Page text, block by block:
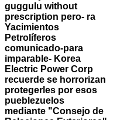
guggulu without
prescription pero- ra
Yacimientos
Petrolíferos
comunicado-para
imparable- Korea
Electric Power Corp
recuerde se horrorizan
protegerles por esos
pueblezuelos
mediante "Consejo de